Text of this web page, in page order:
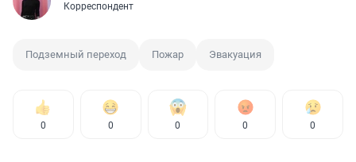
Корреспондент
Подземный переход Пожар Эвакуация
0 0 0 0 0